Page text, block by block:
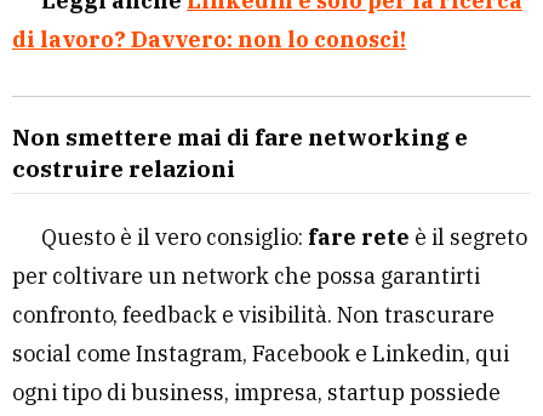
di lavoro? Davvero: non lo conosci!
Non smettere mai di fare networking e
costruire relazioni
Questo è il vero consiglio: fare rete è il segreto
per coltivare un network che possa garantirti
confronto, feedback e visibilità. Non trascurare
social come Instagram, Facebook e Linkedin, qui
ogni tipo di business, impresa, startup possiede